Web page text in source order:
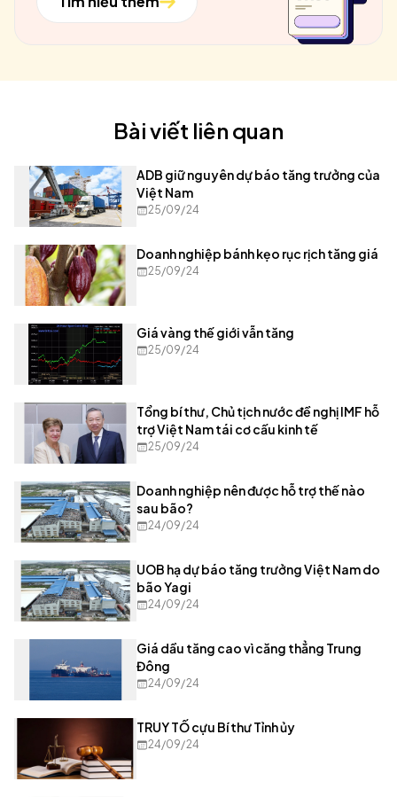
Bài viết liên quan
ADB giữ nguyên dự báo tăng trưởng của
Việt Nam
25/09/24
Doanh nghiệp bánh kẹo rục rịch tăng giá
25/09/24
Giá vàng thế giới vẫn tăng
25/09/24
Tổng bí thư, Chủ tịch nước đề nghị IMF hỗ
trợ Việt Nam tái cơ cấu kinh tế
25/09/24
Doanh nghiệp nên được hỗ trợ thế nào
sau bão?
24/09/24
UOB hạ dự báo tăng trưởng Việt Nam do
bão Yagi
24/09/24
Giá dầu tăng cao vì căng thẳng Trung
Đông
24/09/24
TRUY TỐ cựu Bí thư Tỉnh ủy
24/09/24